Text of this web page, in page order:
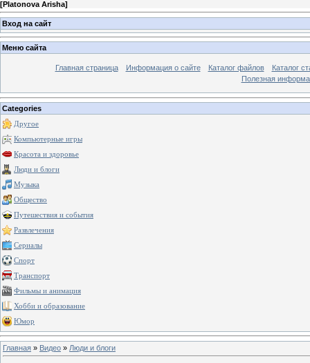
[Platonova Arisha]
Вход на сайт
Меню сайта
Главная страница Информация о сайте Каталог файлов
Каталог
Полезная
Categories
Другое
Компьютерные игры
Красота и здоровье
Люди и блоги
Музыка
Общество
Путешествия и события
Развлечения
Сериалы
Спорт
Транспорт
Фильмы и анимация
Хобби и образование
Юмор
Главная » Видео » Люди и блоги